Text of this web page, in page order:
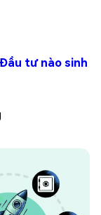
tư nào sinh